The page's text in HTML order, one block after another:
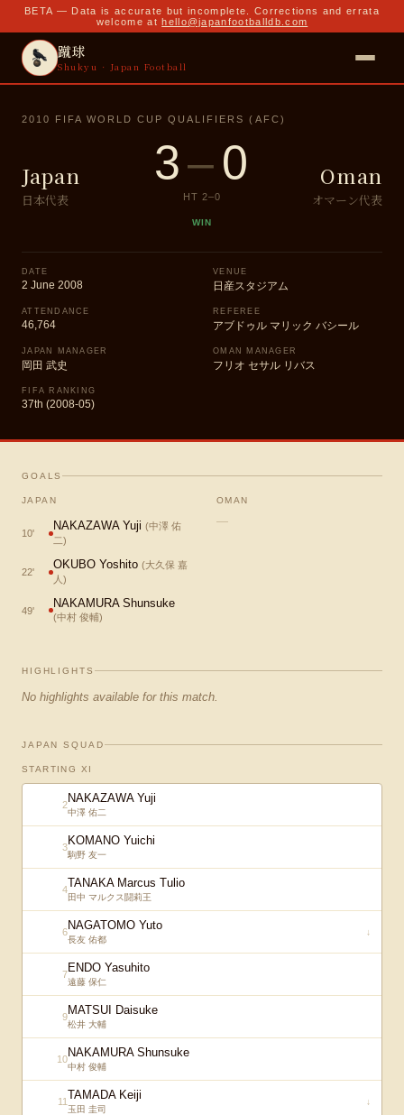
BETA — Data is accurate but incomplete. Corrections and errata
welcome at hello@japanfootballdb.com
蹴球
Shukyu · Japan Football
2010 FIFA WORLD CUP QUALIFIERS (AFC)
Japan
日本代表
3–0
HT 2–0
WIN
Oman
オマーン代表
DATE
2 June 2008
VENUE
日産スタジアム
ATTENDANCE
46,764
REFEREE
アブドゥル マリック バシール
JAPAN MANAGER
岡田 武史
OMAN MANAGER
フリオ セサル リバス
FIFA RANKING
37th (2008-05)
GOALS
JAPAN
10'
NAKAZAWA Yuji (中澤 佑
二)
22'
OKUBO Yoshito (大久保 嘉
人 )
49'
NAKAMURA Shunsuke
(中村 俊輔)
OMAN
—
HIGHLIGHTS
No highlights available for this match.
JAPAN SQUAD
STARTING XI
2NAKAZAWA Yuji
中澤 佑二
3KOMANO Yuichi
駒野 友一
4TANAKA Marcus Tulio
田中 マルクス闘莉王
6NAGATOMO Yuto
長友 佑都
↓
7ENDO Yasuhito
遠藤 保仁
9MATSUI Daisuke
松井 大輔
10NAKAMURA Shunsuke
中村 俊輔
11TAMADA Keiji
玉田 圭司
↓